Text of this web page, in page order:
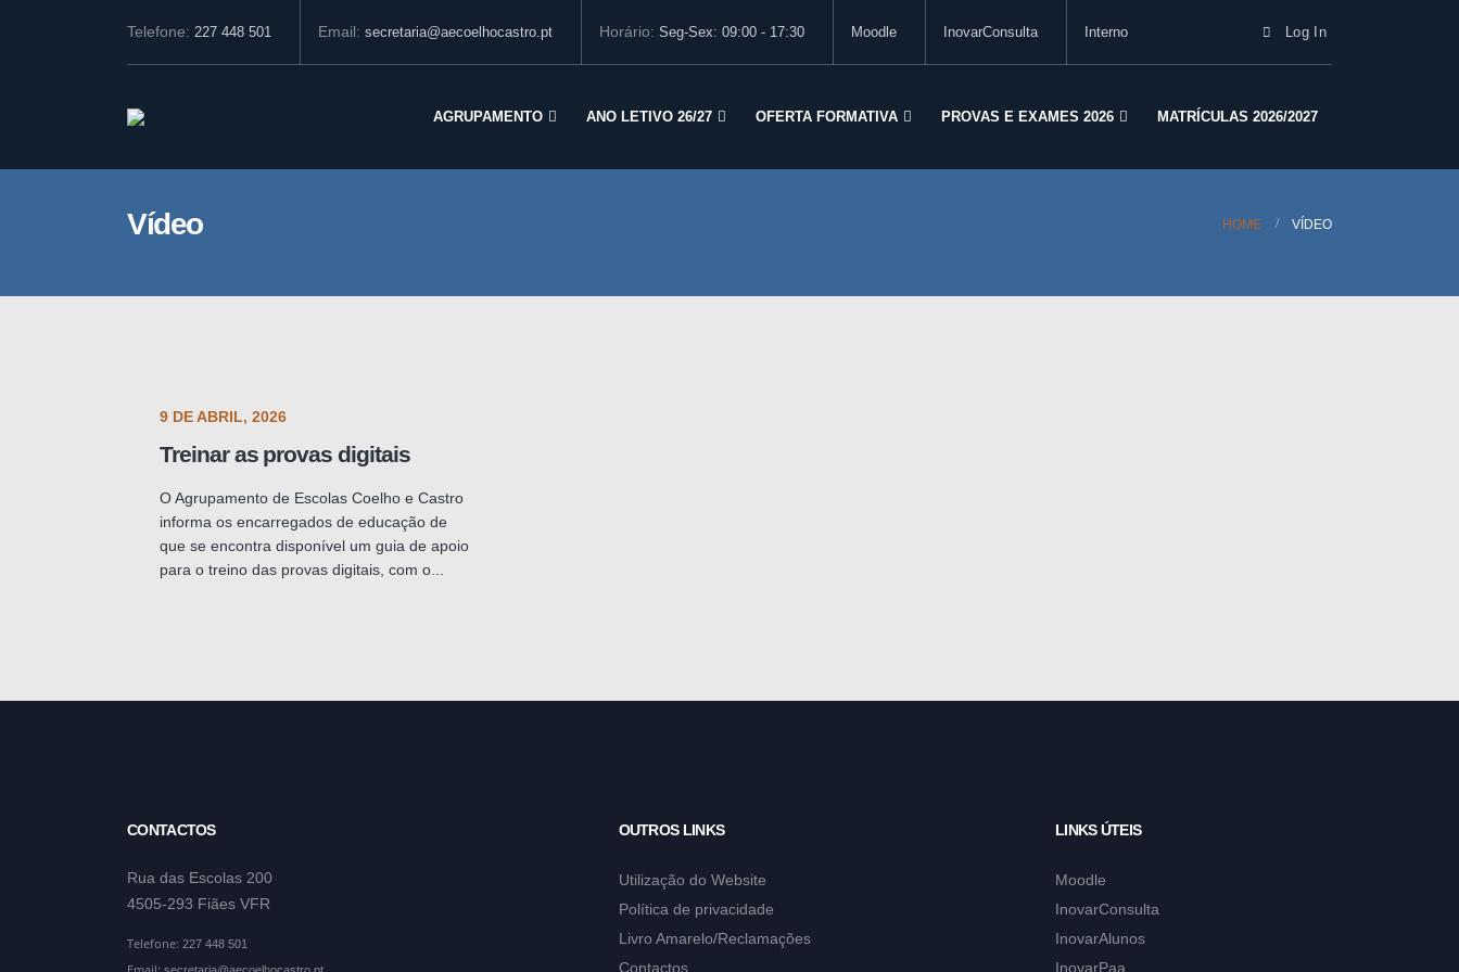
Telefone: 227 448 501 Email: secretaria@aecoelhocastro.pt Horário: Seg-Sex: 09:00 - 17:30 Moodle InovarConsulta Interno Log In
AGRUPAMENTO ANO LETIVO 26/27 OFERTA FORMATIVA PROVAS E EXAMES 2026 MATRÍCULAS 2026/2027
Vídeo HOME VÍDEO
9 DE ABRIL, 2026
Treinar as provas digitais
O Agrupamento de Escolas Coelho e Castro
informa os encarregados de educação de
que se encontra disponível um guia de apoio
para o treino das provas digitais, com o...
CONTACTOS
Rua das Escolas 200
4505-293 Fiães VFR
Telefone: 227 448 501
OUTROS LINKS
Utilização do Website
Política de privacidade
Livro Amarelo/Reclamações
Contactos
LINKS ÚTEIS
Moodle
InovarConsulta
InovarAlunos
InovarPaa